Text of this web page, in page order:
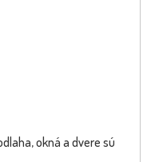
okná a dvere sú